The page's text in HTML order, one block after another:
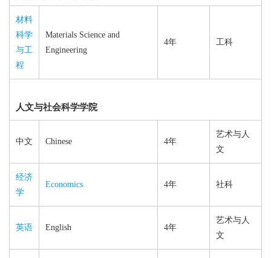
材料
科学
与工
程
Materials Science and
Engineering
4年 工科
人文与社会科学学院
中文 Chinese 4年
艺术与人
文
经济
学
Economics 4年 社科
英语 English 4年
艺术与人
文